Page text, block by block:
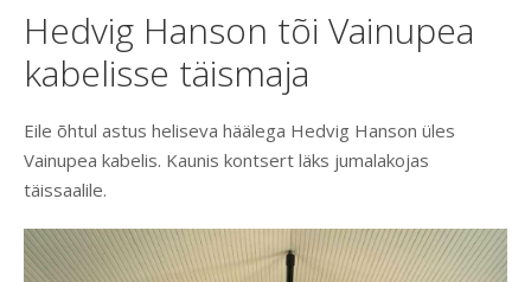
Hedvig Hanson tõi Vainupea
kabelisse täismaja
Eile õhtul astus heliseva häälega Hedvig Hanson üles
Vainupea kabelis. Kaunis kontsert läks jumalakojas
täissaalile.